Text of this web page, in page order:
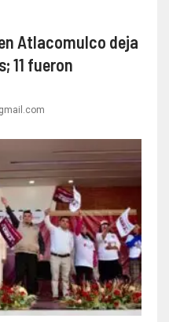
Atlacomulco deja
11 fueron